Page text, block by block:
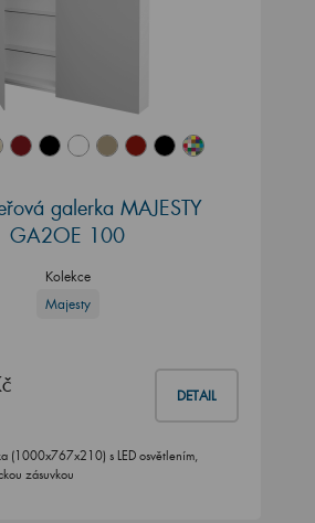
galerka MAJESTY
GA2OE 100
Kolekce
Majesty
DETAIL
(1000x767x210) s LED osvětlením,
zásuvkou